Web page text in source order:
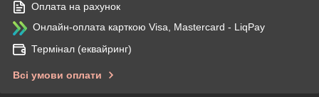
Оплата на рахунок
Онлайн-оплата карткою Visa, Mastercard - LiqPay
Термінал (еквайринг)
Всі умови оплати